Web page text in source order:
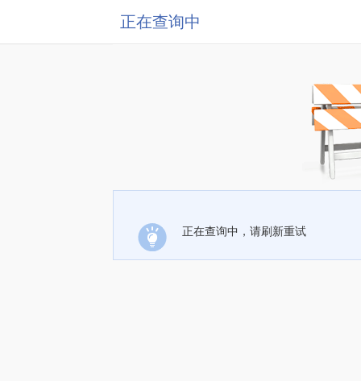
正在查询中
正在查询中，请刷新重试